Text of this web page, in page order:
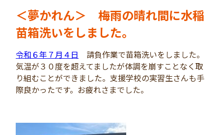
＜夢かれん＞ 梅雨の晴れ間に水稲
苗箱洗いをしました。
令和６年７月４日 請負作業で苗箱洗いをしました。
気温が３０度を超えてましたが体調を崩すことなく取
り組むことができました。支援学校の実習生さんも手
際良かったです。お疲れさまでした。